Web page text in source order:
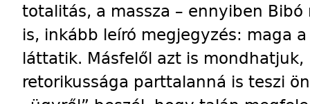
totalitás, a massza – ennyiben
is, inkább leíró megjegyzés: maga
láttatik. Másfelől azt is
retorikussága parttalanná is teszi